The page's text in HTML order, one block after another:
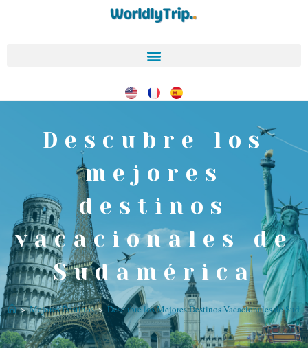
Descubre los
mejores
destinos
vacacionales de
Sudamérica
> Mejores Destinos > Descubre los Mejores Destinos Vacacionales de